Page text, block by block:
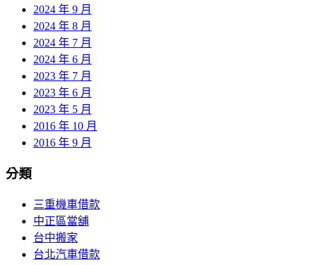
2024 年 9 月
2024 年 8 月
2024 年 7 月
2024 年 6 月
2023 年 7 月
2023 年 6 月
2023 年 5 月
2016 年 10 月
2016 年 9 月
分類
三重機車借款
中正區當舖
台中搬家
台北汽車借款